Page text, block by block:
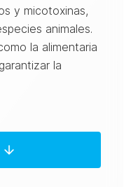
y micotoxinas,
animales.
la alimentaria
la